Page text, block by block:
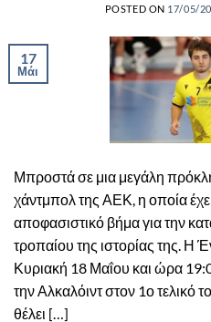
POSTED ON 17/05/
17
Μάι
Μπροστά σε μια μεγάλη
χάντμπολ της ΑΕΚ, η οποία
αποφασιστικό βήμα για την
τροπαίου της ιστορίας της. Η
Κυριακή 18 Μαΐου και ώρα
την Αλκαλόιντ στον 1ο τελικό
θέλει […]